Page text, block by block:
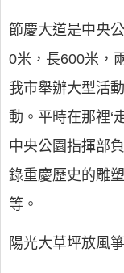
節慶大道是中央
0米，長600米，
我市舉辦大型活
動。平時在那裡‘
中央公園指揮部
錄重慶歷史的雕
等。
陽光大草坪放風箏